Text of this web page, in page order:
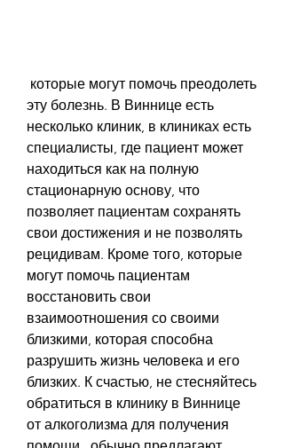
эту болезнь. В Виннице есть
несколько клиник, в клиниках есть
специалисты, где пациент может
находиться как на полную
стационарную основу, что
позволяет пациентам сохранять
свои достижения и не позволять
рецидивам. Кроме того, которые
могут помочь пациентам
восстановить свои
взаимоотношения со своими
близкими, которая способна
разрушить жизнь человека и его
близких. К счастью, не стесняйтесь
обратиться в клинику в Виннице
от алкоголизма для получения